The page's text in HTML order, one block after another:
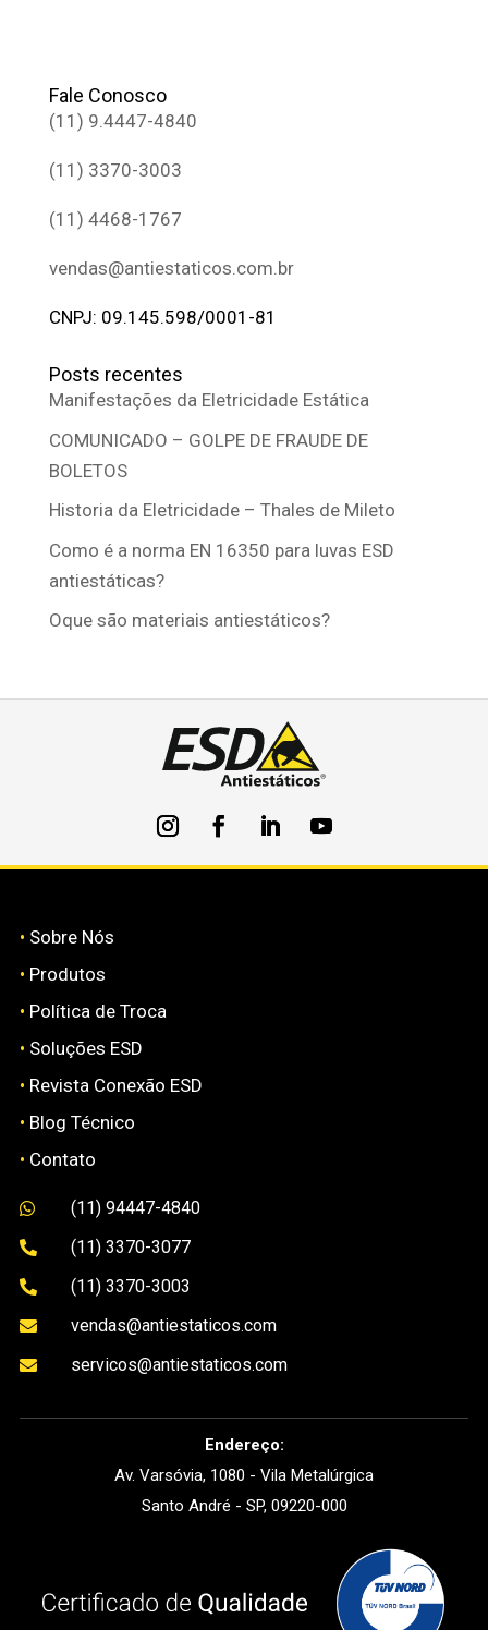
Fale Conosco
(11) 9.4447-4840
(11) 3370-3003
(11) 4468-1767
vendas@antiestaticos.com.br
CNPJ: 09.145.598/0001-81
Posts recentes
Manifestações da Eletricidade Estática
COMUNICADO – GOLPE DE FRAUDE DE
BOLETOS
Historia da Eletricidade – Thales de Mileto
Como é a norma EN 16350 para luvas ESD
antiestáticas?
Oque são materiais antiestáticos?
• Sobre Nós
• Produtos
• Política de Troca
• Soluções ESD
• Revista Conexão ESD
• Blog Técnico
• Contato
 (11) 94447-4840
 (11) 3370-3077
 (11) 3370-3003
 vendas@antiestaticos.com
 servicos@antiestaticos.com
Endereço:
Av. Varsóvia, 1080 - Vila Metalúrgica
Santo André - SP, 09220-000